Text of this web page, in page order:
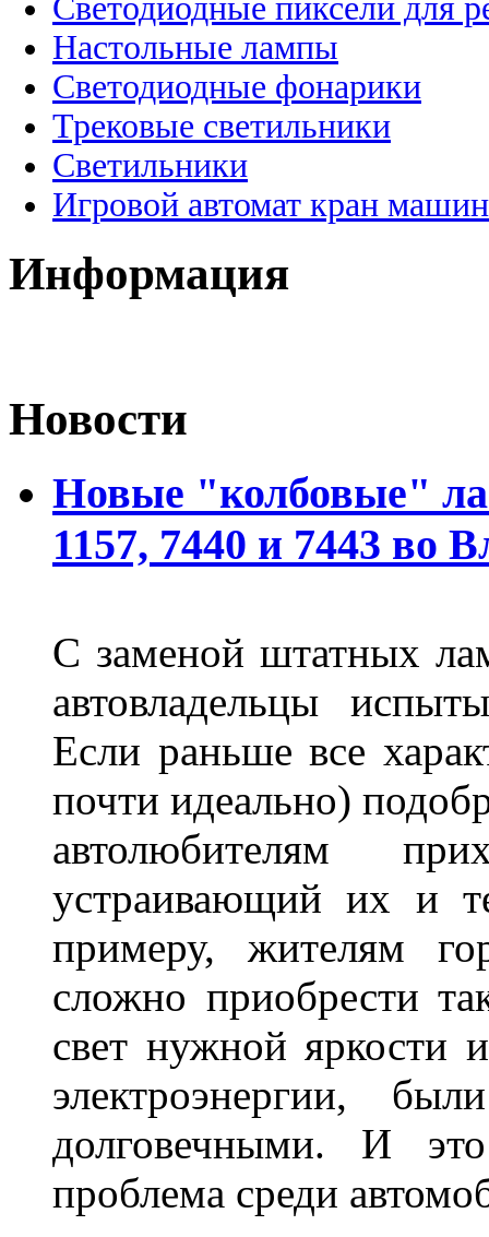
Светодиодные пиксели для
Настольные лампы
Светодиодные фонарики
Трековые светильники
Светильники
Игровой автомат кран
Информация
Новости
Новые "колбовые"
1157, 7440 и 7443 во
С заменой штатных
автовладельцы
Если раньше все
почти идеально)
автолюбителям
устраивающий их и
примеру, жителям
сложно приобрести
свет нужной яркости
электроэнергии,
долговечными. И
проблема среди